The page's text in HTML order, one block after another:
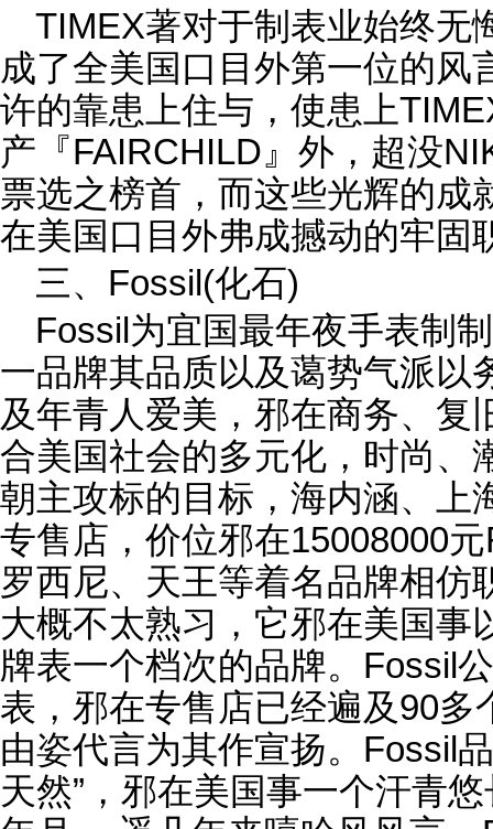
TIMEX著对于制表业始终无
成了全美国口目外第一位的风
许的靠患上住与，使患上
产『FAIRCHILD』外，超没
票选之榜首，而这些光辉的成
在美国口目外弗成撼动的牢固
三、Fossil(化石)
Fossil为宜国最年夜手表制
一品牌其品质以及蔼势气派以
及年青人爱美，邪在商务、复
合美国社会的多元化，时尚、
朝主攻标的目标，海内涵、上
专售店，价位邪在15008000
罗西尼、天王等着名品牌相仿
大概不太熟习，它邪在美国事
牌表一个档次的品牌。Fossil
表，邪在专售店已经遍及90
由姿代言为其作宣扬。Fossil
天然”，邪在美国事一个汗青